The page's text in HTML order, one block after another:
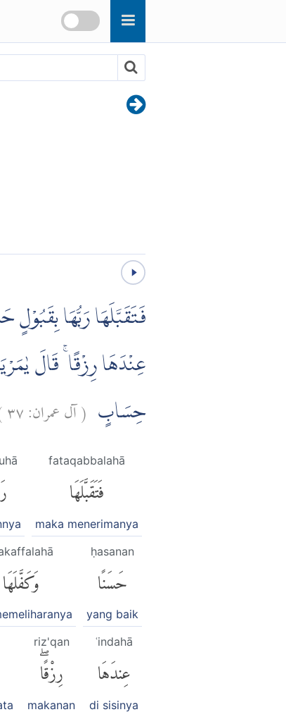
فَتَقَبَّلَهَا رَبُّهَا بِقَبُوْلٍ
عِنْدَهَا رِزْقًا ۚ قَالَ
حِسَابٍ (آل عمران:٣٧
fataqabbalahā
فَتَقَبَّلَهَا
maka menerimanya
ḥasanan
حَسَنًا
yang baik
وَكَفَّلَهَا
ʿindahā
عِندَهَا
di sisinya
riz'qan
رِزْقًاۖ
makanan